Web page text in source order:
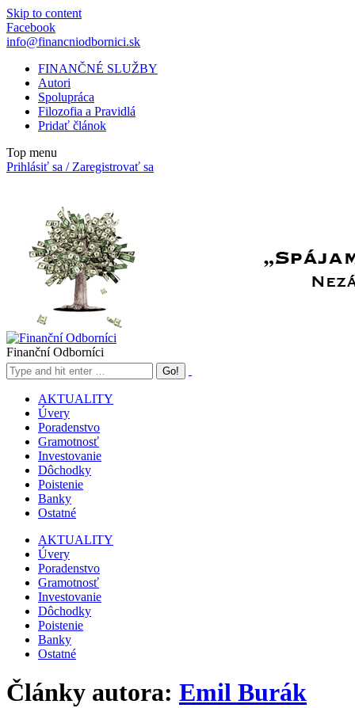
Skip to content
Facebook
info@financniodbornici.sk
FINANČNÉ SLUŽBY
Autori
Spolupráca
Filozofia a Pravidlá
Pridať článok
Top menu
Prihlásiť sa / Zaregistrovať sa
Finanční Odborníci
AKTUALITY
Úvery
Poradenstvo
Gramotnosť
Investovanie
Dôchodky
Poistenie
Banky
Ostatné
AKTUALITY
Úvery
Poradenstvo
Gramotnosť
Investovanie
Dôchodky
Poistenie
Banky
Ostatné
Články autora: Emil Burák